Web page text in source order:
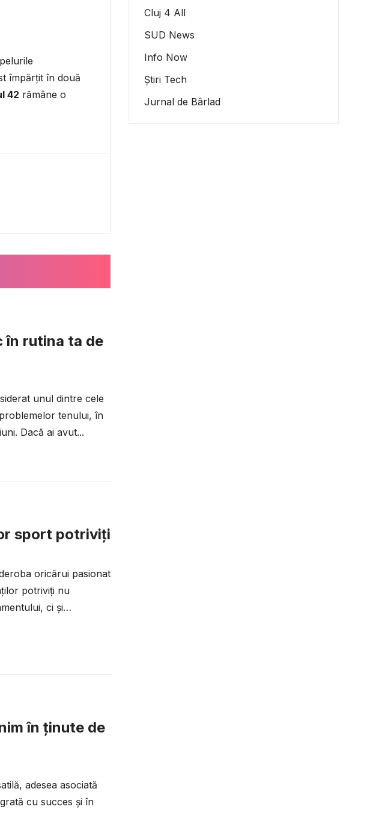
împărțit în două
42 rămâne o
în rutina ta de
unul dintre cele
tenului, în
Dacă ai avut...
sport potriviți
oricărui pasionat
potriviți nu
ci și
în ținute de
adesea asociată
cu succes și în
Cluj 4 All
SUD News
Info Now
Știri Tech
Jurnal de Bârlad